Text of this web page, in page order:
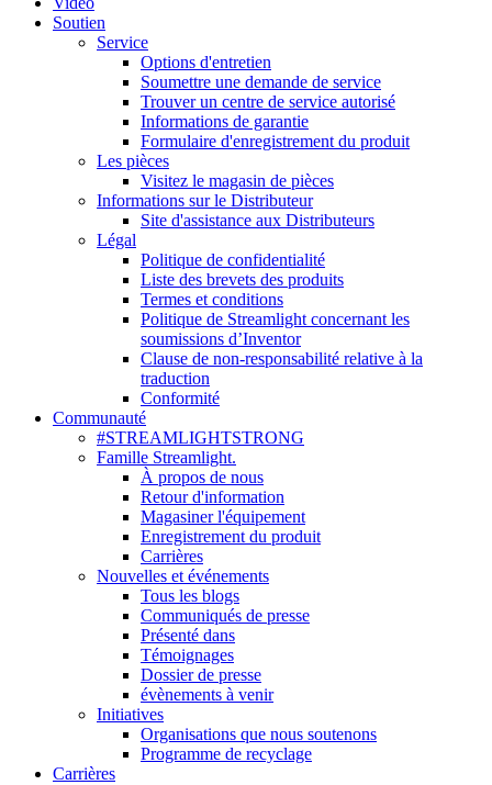
Soutien
Service
Options d'entretien
Soumettre une demande de service
Trouver un centre de service autorisé
Informations de garantie
Formulaire d'enregistrement du produit
Les pièces
Visitez le magasin de pièces
Informations sur le Distributeur
Site d'assistance aux Distributeurs
Légal
Politique de confidentialité
Liste des brevets des produits
Termes et conditions
Politique de Streamlight concernant les
soumissions d’Inventor
Clause de non-responsabilité relative à la
traduction
Conformité
Communauté
#STREAMLIGHTSTRONG
Famille Streamlight.
À propos de nous
Retour d'information
Magasiner l'équipement
Enregistrement du produit
Carrières
Nouvelles et événements
Tous les blogs
Communiqués de presse
Présenté dans
Témoignages
Dossier de presse
évènements à venir
Initiatives
Organisations que nous soutenons
Programme de recyclage
Carrières